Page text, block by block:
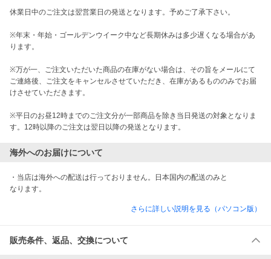
休業日中のご注文は翌営業日の発送となります。予めご了承下さい。
※年末・年始・ゴールデンウイーク中など長期休みは多少遅くなる場合があ
ります。
※万が一、ご注文いただいた商品の在庫がない場合は、その旨をメールにて
ご連絡後、ご注文をキャンセルさせていただき、在庫があるもののみでお届
けさせていただきます。
※平日のお昼12時までのご注文分が一部商品を除き当日発送の対象となりま
す。12時以降のご注文は翌日以降の発送となります。
海外へのお届けについて
・当店は海外への配送は行っておりません。日本国内の配送のみと
なります。
さらに詳しい説明を見る（パソコン版）
販売条件、返品、交換について